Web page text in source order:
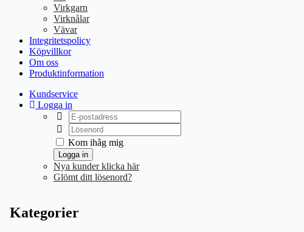
Virkgarn
Virknålar
Vävar
Integritetspolicy
Köpvillkor
Om oss
Produktinformation
Kundservice
Logga in
Kom ihåg mig
Logga in
Nya kunder klicka här
Glömt ditt lösenord?
Kategorier